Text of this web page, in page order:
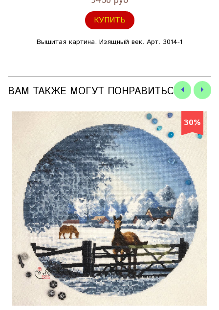
КУПИТЬ
Вышитая картина. Изящный век. Арт. 3014-1
ВАМ ТАКЖЕ МОГУТ ПОНРАВИТЬСЯ
30%